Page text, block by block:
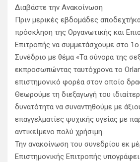
Διαβάστε την Ανακοίνωση
Πριν μερικές εβδομάδες
πρόσκληση της Oργανωτικής και
Eπιτροπής να συμμετάσχουμε στο 1ο
Συνέδριο με θέμα «Τα σύνορα της
εκπροσωπώντας ταυτόχρονα το
επιστημονικό φορέα στον οποίο
Θεωρούμε τη διεξαγωγή του
δυνατότητα να συναντηθούμε με
επαγγελματίες ψυχικής υγείας με
αντικείμενο πολύ χρήσιμη.
Την ανακοίνωση του συνεδρίου εκ
Επιστημονικής Επιτροπής